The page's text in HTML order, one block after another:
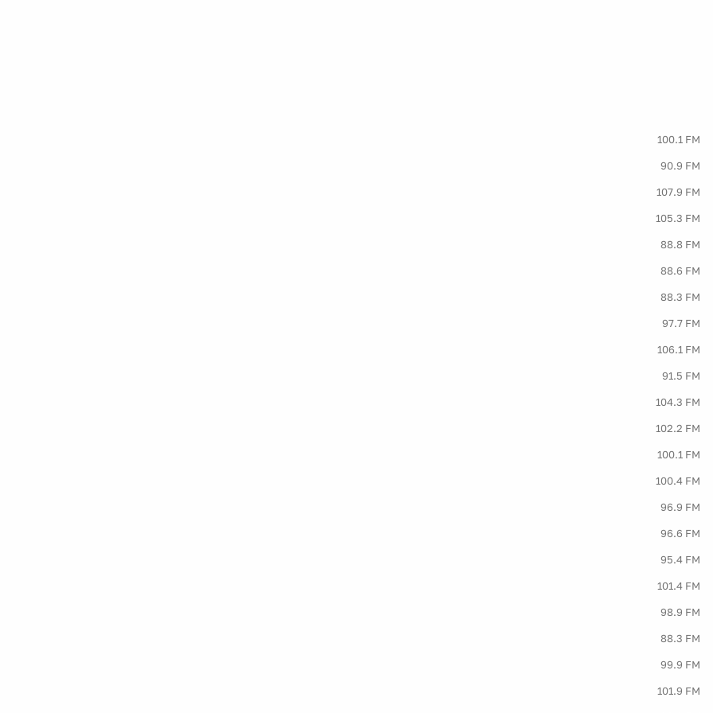
100.1 FM
90.9 FM
107.9 FM
105.3 FM
88.8 FM
88.6 FM
88.3 FM
97.7 FM
106.1 FM
91.5 FM
104.3 FM
102.2 FM
100.1 FM
100.4 FM
96.9 FM
96.6 FM
95.4 FM
101.4 FM
98.9 FM
88.3 FM
99.9 FM
101.9 FM